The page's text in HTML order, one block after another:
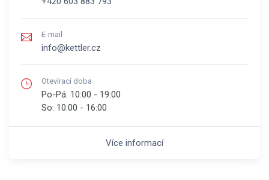
E-mail
info@kettler.cz
Otevírací doba
Po-Pá: 10:00 - 19:00
So: 10:00 - 16:00
Více informací